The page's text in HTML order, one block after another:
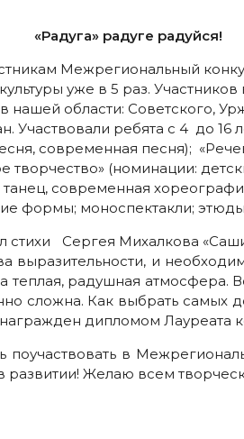
«Радуга» радуге радуйся!
Межрегиональный
уже в 5 раз.
области: Советского,
Участвовали ребята с 4 до
современная песня);
(номинации:
современная
формы; моноспектакли;
стихи Сергея Михалкова
и
теплая, радушная атмосфера.
сложна. Как выбрать самых
дипломом Лауреата
в
Желаю всем